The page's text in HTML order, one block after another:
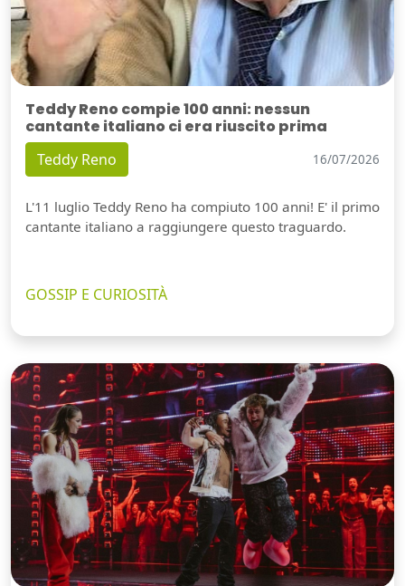
Teddy Reno compie 100 anni: nessun
cantante italiano ci era riuscito prima
Teddy Reno 16/07/2026
L'11 luglio Teddy Reno ha compiuto 100 anni! E' il primo
cantante italiano a raggiungere questo traguardo.
GOSSIP E CURIOSITÀ